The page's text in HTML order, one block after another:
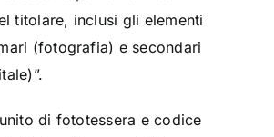
titolare, inclusi gli elementi
(fotografia) e secondari
di fototessera e codice